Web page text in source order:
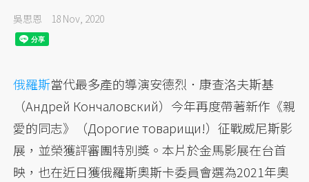
吳思恩 18 Nov, 2020
俄羅斯當代最多產的導演安德烈．康查洛夫斯基
（Андрей Кончаловский）今年再度帶著新作《親
愛的同志》（Дорогие товарищи!）征戰威尼斯影
展，並榮獲評審團特別獎。本片於金馬影展在台首
映，也在近日獲俄羅斯奧斯卡委員會選為2021年奧